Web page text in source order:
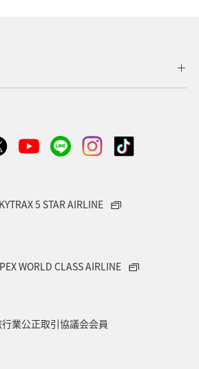
5 STAR AIRLINE
WORLD CLASS AIRLINE
業公正取引協議会会員